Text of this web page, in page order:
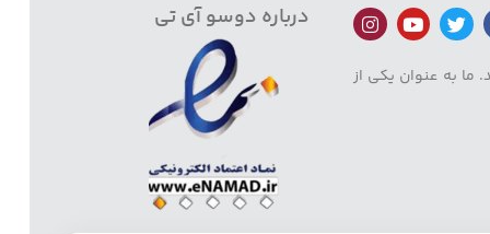
ما به عنوان یکی از
درباره دوسو آی تی